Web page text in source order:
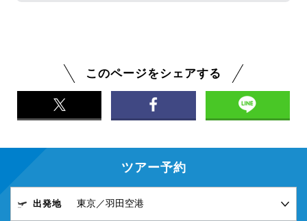
温の平均は2.2℃、最低気温の平均は-4.3℃でした。
屋外を長時間歩くことになるので、暖かいインナー
にセーター、厚手のコートなど重ね着をしていきま
しょう。帽子や耳当て、マフラー、手袋など防寒ア
イテムも忘れずに。
このページをシェアする
ツアー予約
出発地